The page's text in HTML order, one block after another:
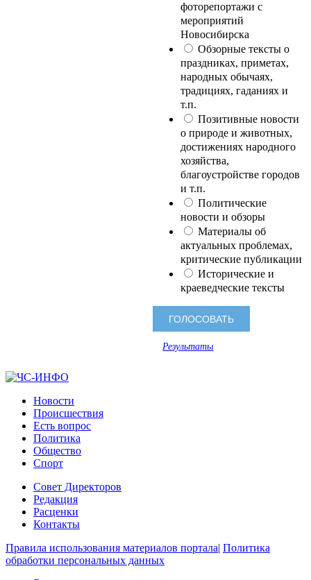
фоторепортажи с
мероприятий
Новосибирска
Обзорные тексты о
праздниках, приметах,
народных обычаях,
традициях, гаданиях и
т.п.
Позитивные новости
о природе и животных,
достижениях народного
хозяйства,
благоустройстве городов
и т.п.
Политические
новости и обзоры
Материалы об
актуальных проблемах,
критические публикации
Исторические и
краеведческие тексты
Результаты
Новости
Происшествия
Есть вопрос
Политика
Общество
Спорт
Совет Директоров
Редакция
Расценки
Контакты
Правила использования материалов портала| Политика
обработки персональных данных